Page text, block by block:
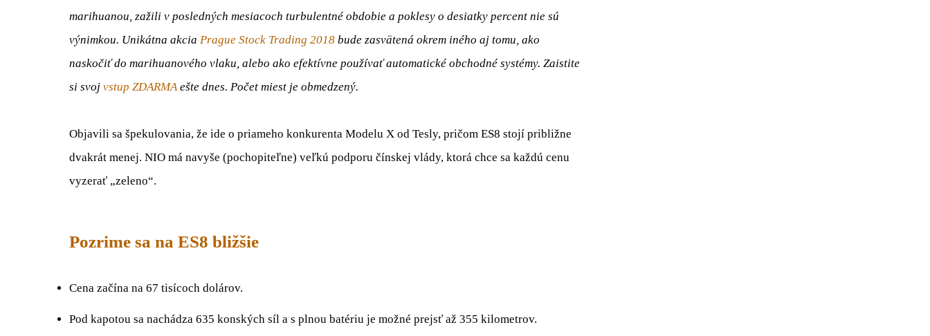
marihuanou, zažili v posledných mesiacoch turbulentné obdobie a poklesy o desiatky percent nie sú
výnimkou. Unikátna akcia Prague Stock Trading 2018 bude zasvätená okrem iného aj tomu, ako
naskočiť do marihuanového vlaku, alebo ako efektívne používať automatické obchodné systémy. Zaistite
si svoj vstup ZDARMA ešte dnes. Počet miest je obmedzený.
Objavili sa špekulovania, že ide o priameho konkurenta Modelu X od Tesly, pričom ES8 stojí približne
dvakrát menej. NIO má navyše (pochopiteľne) veľkú podporu čínskej vlády, ktorá chce sa každú cenu
vyzerať „zeleno“.
Pozrime sa na ES8 bližšie
Cena začína na 67 tisícoch dolárov.
Pod kapotou sa nachádza 635 konských síl a s plnou batériu je možné prejsť až 355 kilometrov.